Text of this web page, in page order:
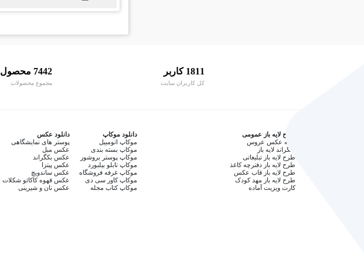
1811 کاربر
کل کاربران سایت
7442 محصول
مجموع محصولات
طرح لایه باز عمومی
آتلیه عکس عروس
بکگراند لایه باز
طرح لایه باز تبلیغاتی
طرح لایه باز دفترچه کاغذ
طرح لایه باز قاب عکس
طرح لایه باز مهد کودک
کارت ویزیت آماده
دانلود موکاپ
موکاپ اتومبیل
موکاپ بسته بندی
موکاپ پوستر بروشور
موکاپ تابلو بیلبورد
موکاپ غرفه فروشگاه
موکاپ کاور سی دی
موکاپ کتاب مجله
دانلود عکس
پوستر های نمایشگاهی
عکس مبل
عکس بکگراند
عکس پیتزا
عکس ساندویچ
عکس قهوه کاکائو شکلات
عکس نان و شیرینی